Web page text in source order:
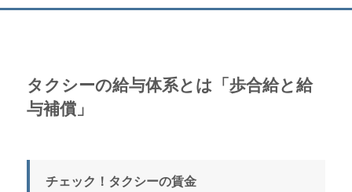
タクシーの給与体系とは「歩合給と給
与補償」
チェック！タクシーの賃金